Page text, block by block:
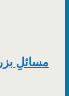
مسائلِ